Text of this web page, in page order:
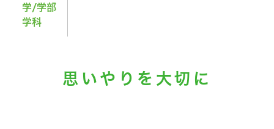
学/学部
学科
思いやりを大切に